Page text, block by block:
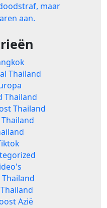
maar
aan.
Thailand
Thailand
Thailand
Azië